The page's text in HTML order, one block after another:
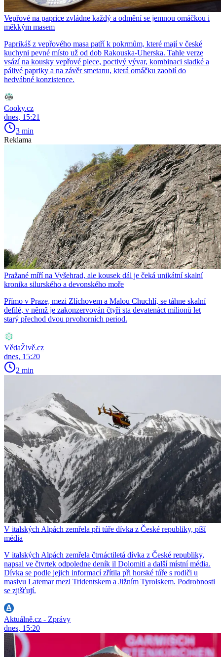
Vepřové na paprice zvládne každý a odmění se jemnou omáčkou i
měkkým masem
Paprikáš z vepřového masa patří k pokrmům, které mají v české
kuchyni pevné místo už od dob Rakouska-Uherska. Tahle verze
vsází na kousky vepřové plece, poctivý vývar, kombinaci sladké a
pálivé papriky a na závěr smetanu, která omáčku zaoblí do
hedvábné konzistence.
Cooky.cz
dnes, 15:21
3 min
Reklama
Pražané míří na Vyšehrad, ale kousek dál je čeká unikátní skalní
kronika silurského a devonského moře
Přímo v Praze, mezi Zlíchovem a Malou Chuchlí, se táhne skalní
defilé, v němž je zakonzervován čtyři sta devatenáct milionů let
starý přechod dvou prvohorních period.
VědaŽivě.cz
dnes, 15:20
2 min
V italských Alpách zemřela při túře dívka z České republiky, píší
média
V italských Alpách zemřela čtrnáctiletá dívka z České republiky,
napsal ve čtvrtek odpoledne deník il Dolomiti a další místní média.
Dívka se podle jejich informací zřítila při horské túře s rodiči u
masivu Latemar mezi Tridentskem a Jižním Tyrolskem. Podrobnosti
se zjišťují.
Aktuálně.cz - Zprávy
dnes, 15:20